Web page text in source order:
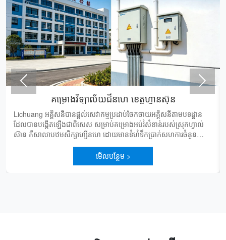
Previous
គម្រោងវិទ្យាល័យជីនហេ ខេត្តហ្វានស៊ុន
Lichuang អគ្គិសនីបានផ្តល់សេវាកម្មប្រដាប់ចែកចាយអគ្គិសនីតាមបទដ្ឋាន
ដែលបានបង្កើតឡើងជាពិសេស សម្រាប់គម្រោងអប់រំសំខាន់របស់ស្រុកហ្វាល់
ស៊ាន គឺសាលាបឋមសិក្សាហ្ស៊ីនហេ ដោយមានទំហំទឹកប្រាក់សហការចំនួន
មើលបន្ថែម >